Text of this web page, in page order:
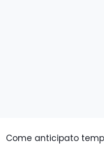
Come anticipato